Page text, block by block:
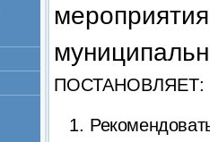
ПОСТАНОВЛЯЕТ: